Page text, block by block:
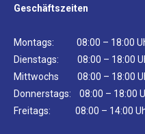
Geschäftszeiten
Montags: 08:00 – 18:00
Dienstags: 08:00 – 18:00
Mittwochs 08:00 – 18:00
Donnerstags: 08:00 – 18:00
Freitags: 08:00 – 14:00